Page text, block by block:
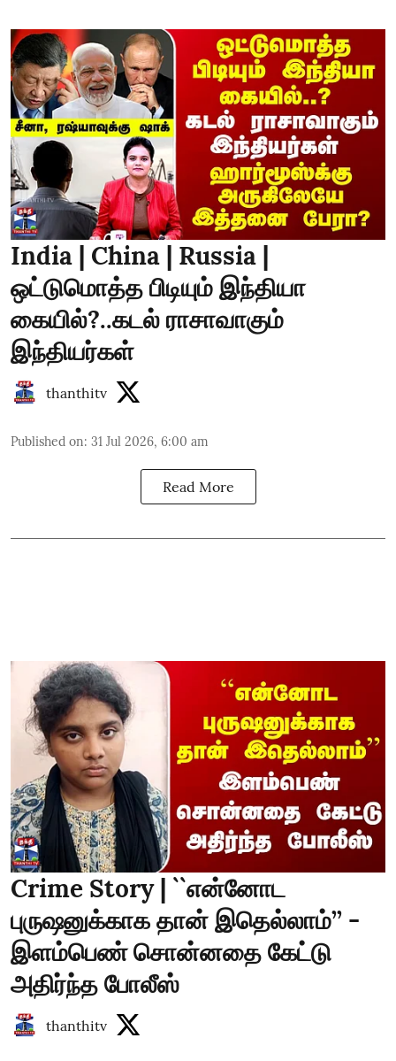
India | China | Russia |
ஒட்டுமொத்த பிடியும் இந்தியா
கையில்?..கடல் ராசாவாகும்
இந்தியர்கள்
thanthitv
Published on: 31 Jul 2026, 6:00 am
Read More
Crime Story | ``என்னோட
புருஷனுக்காக தான் இதெல்லாம்’’ -
இளம்பெண் சொன்னதை கேட்டு
அதிர்ந்த போலீஸ்
thanthitv